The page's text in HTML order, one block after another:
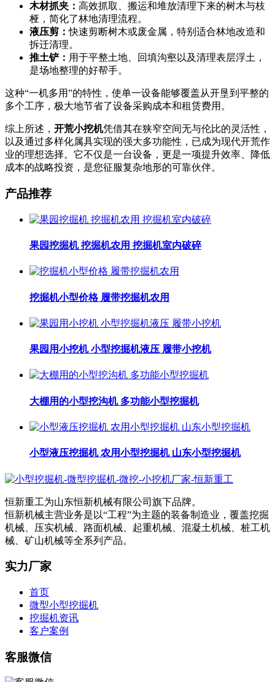
木材抓夹： 高效抓取、搬运和堆放清理下来的树木与枝
桠，简化了林地清理流程。
液压剪：快速剪断树木或废金属，特别适合林地改造和
拆迁清理。
推土铲： 用于平整土地、回填沟壑以及清理表层浮土，
是场地整理的好帮手。
这种“一机多用”的特性，使单一设备能够覆盖从开垦到平整的
多个工序，极大地节省了设备采购成本和租赁费用。
综上所述， 开荒小挖机凭借其在狭窄空间无与伦比的灵活性，
以及通过多样化属具实现的强大多功能性，已成为现代开荒作
业的理想选择。它不仅是一台设备，更是一项提升效率、降低
成本的战略投资，是您征服复杂地形的可靠伙伴。
产品推荐
果园挖掘机 挖掘机农用 挖掘机室内破碎
挖掘机小型价格 履带挖掘机农用
果园用小挖机 小型挖掘机液压 履带小挖机
大棚用的小型挖沟机 多功能小型挖掘机
小型液压挖掘机 农用小型挖掘机 山东小型挖掘机
恒新重工为山东恒新机械有限公司旗下品牌。
恒新机械主营业务是以“工程”为主题的装备制造业，覆盖挖掘
机械、压实机械、路面机械、起重机械、混凝土机械、桩工机
械、矿山机械等全系列产品。
实力厂家
首页
微型小型挖掘机
挖掘机资讯
客户案例
客服微信